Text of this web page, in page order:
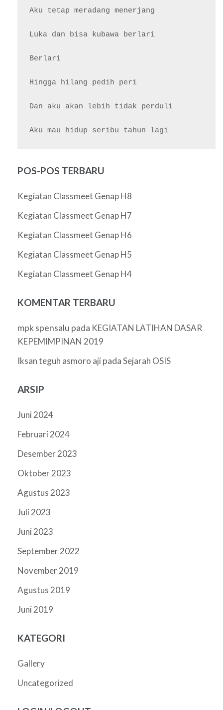
Aku tetap meradang menerjang
Luka dan bisa kubawa berlari
Berlari
Hingga hilang pedih peri
Dan aku akan lebih tidak perduli
POS-POS TERBARU
Kegiatan Classmeet Genap H8
Kegiatan Classmeet Genap H7
Kegiatan Classmeet Genap H6
Kegiatan Classmeet Genap H5
Kegiatan Classmeet Genap H4
KOMENTAR TERBARU
mpk spensalu pada KEGIATAN LATIHAN DASAR
KEPEMIMPINAN 2019
Iksan teguh asmoro aji padaSejarah OSIS
ARSIP
Juni 2024
Februari 2024
Desember 2023
Oktober 2023
Agustus 2023
Juli 2023
Juni 2023
September 2022
November 2019
Agustus 2019
Juni 2019
KATEGORI
Gallery
Uncategorized